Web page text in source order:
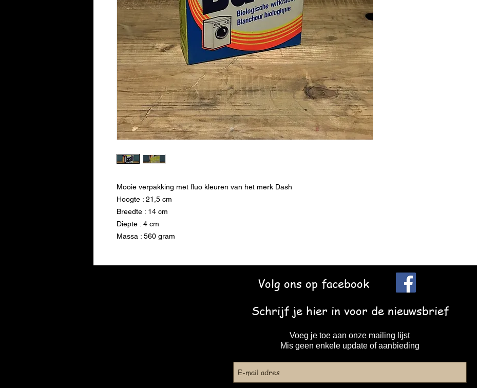
Mooie verpakking met fluo kleuren van het merk Dash
Hoogte : 21,5 cm
Breedte : 14 cm
Diepte : 4 cm
Massa : 560 gram
Volg ons op facebook
Schrijf je hier in voor de nieuwsbrief
Voeg je toe aan onze mailing lijst
Mis geen enkele update of aanbieding